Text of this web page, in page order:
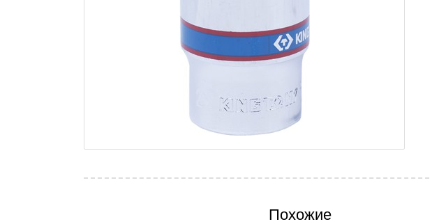
Похожие